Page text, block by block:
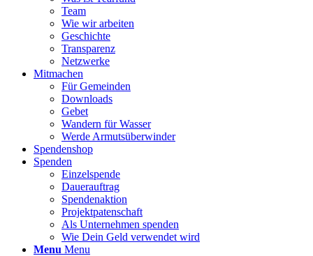
Team
Wie wir arbeiten
Geschichte
Transparenz
Netzwerke
Mitmachen
Für Gemeinden
Downloads
Gebet
Wandern für Wasser
Werde Armutsüberwinder
Spendenshop
Spenden
Einzelspende
Dauerauftrag
Spendenaktion
Projektpatenschaft
Als Unternehmen spenden
Wie Dein Geld verwendet wird
Menu Menu